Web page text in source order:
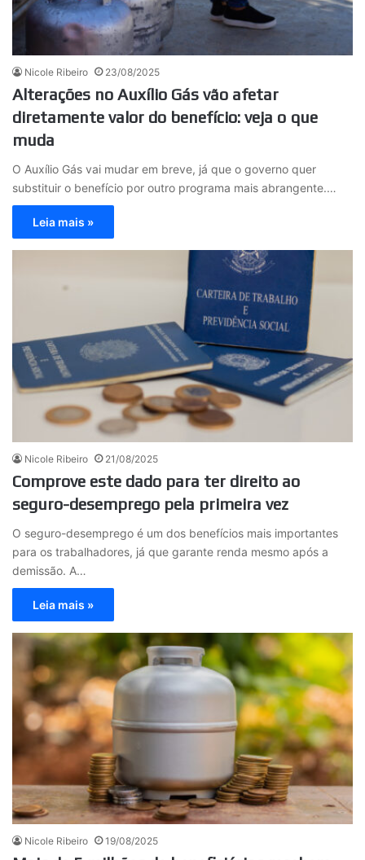
Nicole Ribeiro 23/08/2025
Alterações no Auxílio Gás vão afetar
diretamente valor do benefício: veja o que
muda
O Auxílio Gás vai mudar em breve, já que o governo quer
substituir o benefício por outro programa mais abrangente.…
Leia mais »
Nicole Ribeiro 21/08/2025
Comprove este dado para ter direito ao
seguro-desemprego pela primeira vez
O seguro-desemprego é um dos benefícios mais importantes
para os trabalhadores, já que garante renda mesmo após a
demissão. A…
Leia mais »
Nicole Ribeiro 19/08/2025